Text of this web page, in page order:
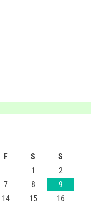
F S
S
1
2
7 8
9
14 15
16